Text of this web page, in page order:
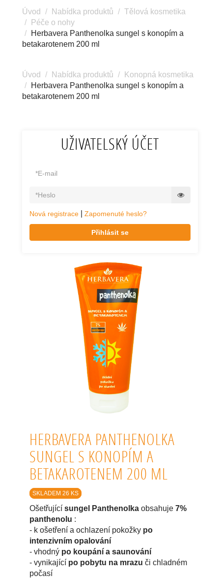
Úvod Nabídka produktů
Tělová kosmetika
Péče o nohy
Herbavera Panthenolka sungel s konopím a
betakarotenem 200 ml
Úvod Nabídka produktů
Konopná kosmetika
Herbavera Panthenolka sungel s konopím a
betakarotenem 200 ml
UŽIVATELSKÝ ÚČET
Nová registrace Zapomenuté heslo?
Přihlásit se
HERBAVERA PANTHENOLKA
SUNGEL S KONOPÍM A
BETAKAROTENEM 200 ML
SKLADEM 26 KS
Ošetřující sungel Panthenolka obsahuje 7%
panthenolu :
- k ošetření a ochlazení pokožky po
intenzivním opalování
- vhodný po koupání a saunování
- vynikající po pobytu na mrazu či chladném
počasí